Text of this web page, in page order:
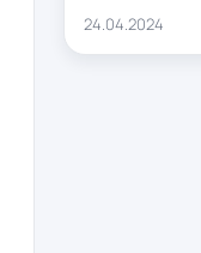
24.04.2024